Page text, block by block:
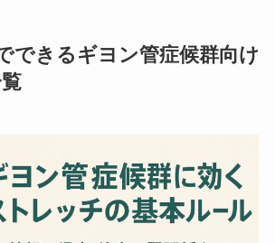
できるギヨン管症候群向け